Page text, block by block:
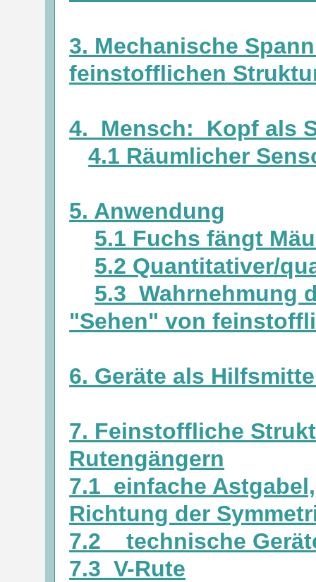
3. Mechanische
feinstofflichen
4. Mensch: Kopf als
4.1 Räumlicher
5. Anwendung
5.1 Fuchs fängt
5.2 Quantitativer/
5.3 Wahrnehmung
"Sehen" von
6. Geräte als
7. Feinstoffliche
Rutengängern
7.1 einfache
Richtung der
7.2 technische
7.3 V-Rute